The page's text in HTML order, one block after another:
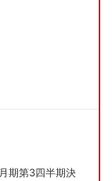
期第3四半期決